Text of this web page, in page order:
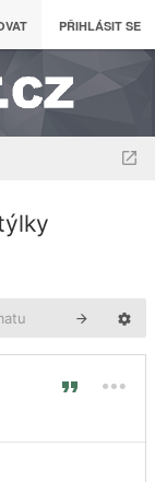
PŘIHLÁSIT SE